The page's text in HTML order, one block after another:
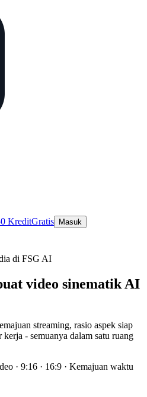
KreditGratis Masuk
di FSG AI
video sinematik AI
streaming, rasio aspek siap
- semuanya dalam satu ruang
· 9:16 · 16:9 · Kemajuan waktu